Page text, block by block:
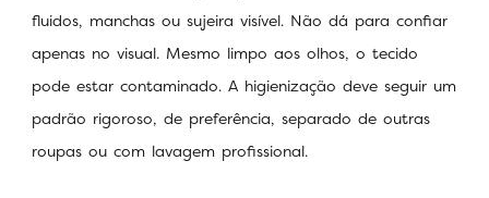
fluidos, manchas ou sujeira visível. Não dá para confiar
apenas no visual. Mesmo limpo aos olhos, o tecido
pode estar contaminado. A higienização deve seguir um
padrão rigoroso, de preferência, separado de outras
roupas ou com lavagem profissional.